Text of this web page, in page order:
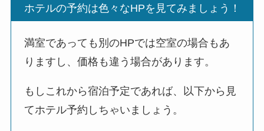
ホテルの予約は色々なHPを見てみましょう！
満室であっても別のHPでは空室の場合もあ
りますし、価格も違う場合があります。
もしこれから宿泊予定であれば、以下から見
てホテル予約しちゃいましょう。